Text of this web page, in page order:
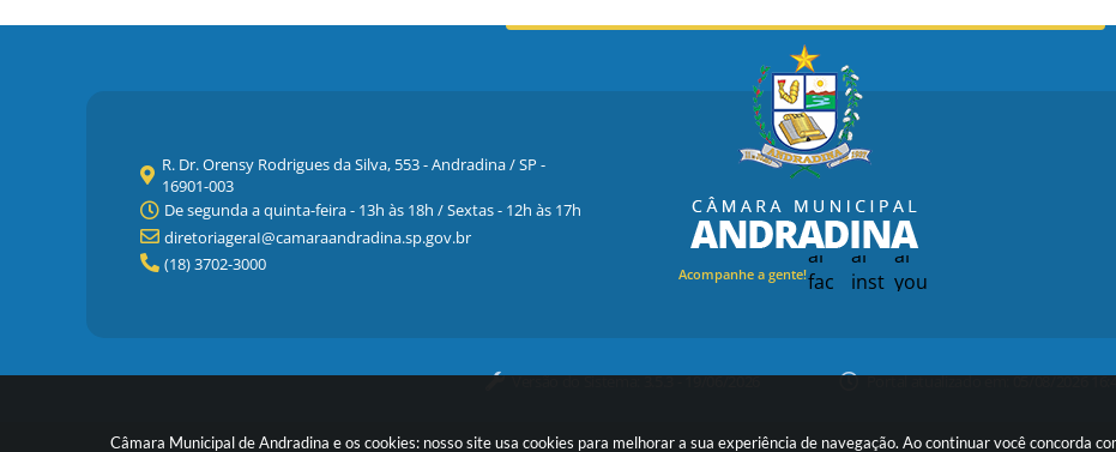
Câmara Municipal de Andradina e os cookies: nosso site usa cookies para melhorar a sua experiência de navegação. Ao continuar você concorda
R. Dr. Orensy Rodrigues da Silva, 553 - Andradina / SP -
16901-003
De segunda a quinta-feira - 13h às 18h / Sextas - 12h às 17h
diretoriageraI@camaraandradina.sp.gov.br
(18) 3702-3000
Acompanhe a gente!
Versão do Sistema:3.5.3 - 19/06/2026 Portal atualizado em:05/08/2026